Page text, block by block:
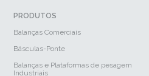
PRODUTOS
Balanças Comerciais
Básculas-Ponte
Balanças e Plataformas de pesagem
Industriais